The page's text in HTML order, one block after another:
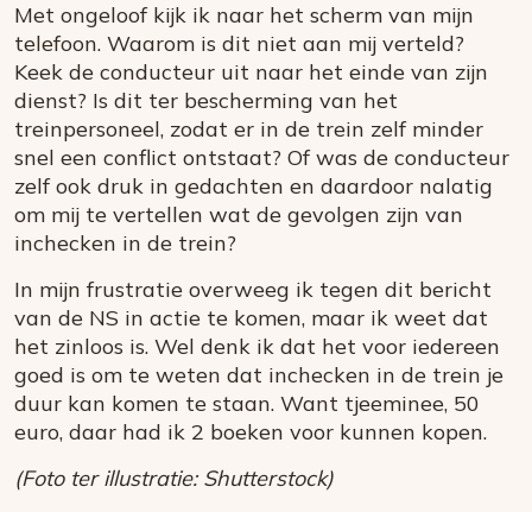
Met ongeloof kijk ik naar het scherm van mijn
telefoon. Waarom is dit niet aan mij verteld?
Keek de conducteur uit naar het einde van zijn
dienst? Is dit ter bescherming van het
treinpersoneel, zodat er in de trein zelf minder
snel een conflict ontstaat? Of was de conducteur
zelf ook druk in gedachten en daardoor nalatig
om mij te vertellen wat de gevolgen zijn van
inchecken in de trein?
In mijn frustratie overweeg ik tegen dit bericht
van de NS in actie te komen, maar ik weet dat
het zinloos is. Wel denk ik dat het voor iedereen
goed is om te weten dat inchecken in de trein je
duur kan komen te staan. Want tjeeminee, 50
euro, daar had ik 2 boeken voor kunnen kopen.
(Foto ter illustratie: Shutterstock)